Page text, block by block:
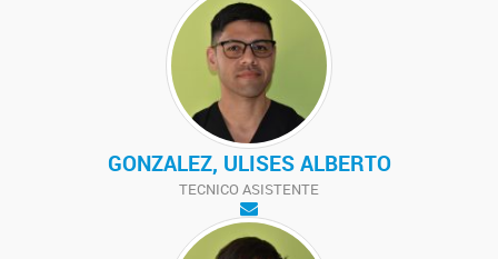
GONZALEZ, ULISES ALBERTO
TECNICO ASISTENTE